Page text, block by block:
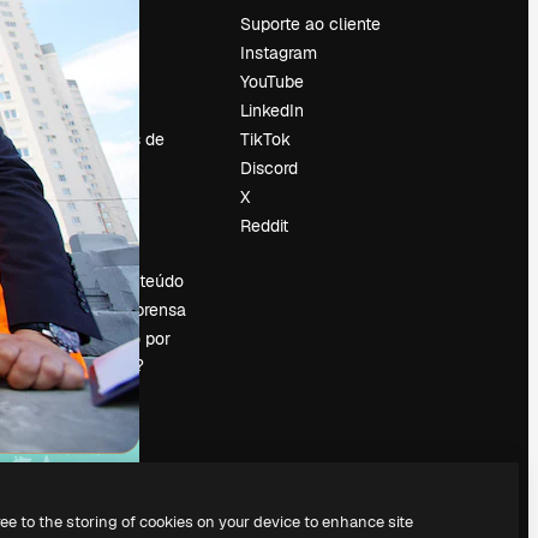
Sobre nós
Reviews
Emprego
Tendências de
pesquisa
Blog
Eventos
Slidesgo
Vender conteúdo
Sala de imprensa
Procurando por
magnific.ai?
Suporte ao cliente
Instagram
YouTube
LinkedIn
TikTok
Discord
X
Reddit
to the storing of cookies on your device to enhance site